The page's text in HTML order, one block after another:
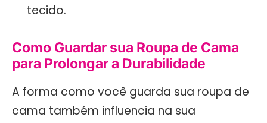
tecido.
Como Guardar sua Roupa de Cama
para Prolongar a Durabilidade
A forma como você guarda sua roupa de
cama também influencia na sua